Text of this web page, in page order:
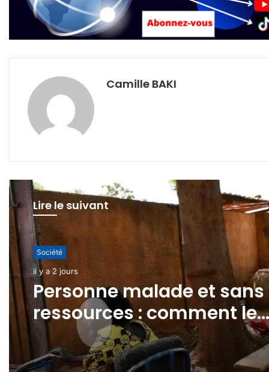
Camille BAKI
Lire le suivant
Société
il y a 2 jours
Personne malade et sans
Société
il y a 6 jours
Réhabilitation du barrage
de Kokologho: le
gouvernement renforce